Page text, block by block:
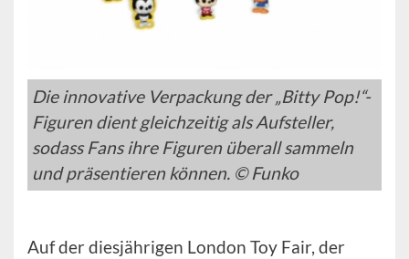
Die innovative Verpackung der „Bitty Pop!“-
Figuren dient gleichzeitig als Aufsteller,
sodass Fans ihre Figuren überall sammeln
und präsentieren können. © Funko
Auf der diesjährigen London Toy Fair, der